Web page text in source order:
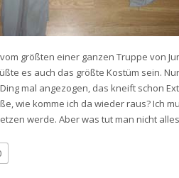
größten einer ganzen Truppe von
es auch das größte Kostüm sein.
mal angezogen, das kneift schon
wie komme ich da wieder raus? Ich
werde. Aber was tut man nicht